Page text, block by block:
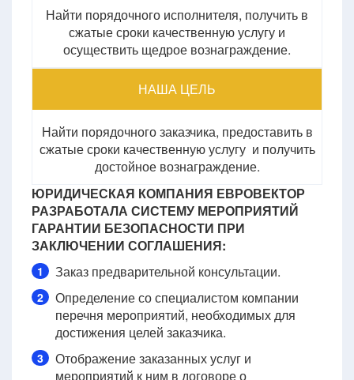
Найти порядочного исполнителя, получить в
сжатые сроки качественную услугу и
осуществить щедрое вознаграждение.
НАША ЦЕЛЬ
Найти порядочного заказчика, предоставить в
сжатые сроки качественную услугу и получить
достойное вознаграждение.
ЮРИДИЧЕСКАЯ КОМПАНИЯ ЕВРОВЕКТОР
РАЗРАБОТАЛА СИСТЕМУ МЕРОПРИЯТИЙ
ГАРАНТИИ БЕЗОПАСНОСТИ ПРИ
ЗАКЛЮЧЕНИИ СОГЛАШЕНИЯ:
1 Заказ предварительной консультации.
2
Определение со специалистом компании
перечня мероприятий, необходимых для
достижения целей заказчика.
3
Отображение заказанных услуг и
мероприятий к ним в договоре о